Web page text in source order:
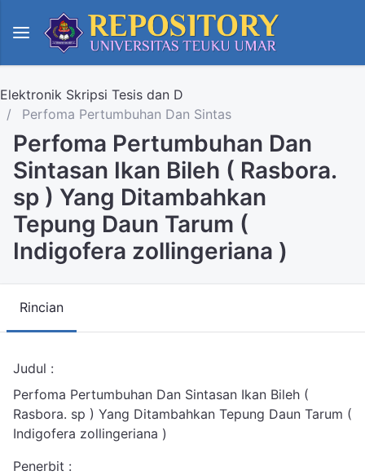
Elektronik Skripsi Tesis dan D
Perfoma Pertumbuhan Dan Sintas
Perfoma Pertumbuhan Dan
Sintasan Ikan Bileh ( Rasbora.
sp ) Yang Ditambahkan
Tepung Daun Tarum (
Indigofera zollingeriana )
Rincian
Judul :
Perfoma Pertumbuhan Dan Sintasan Ikan Bileh (
Rasbora. sp ) Yang Ditambahkan Tepung Daun Tarum (
Indigofera zollingeriana )
Penerbit :